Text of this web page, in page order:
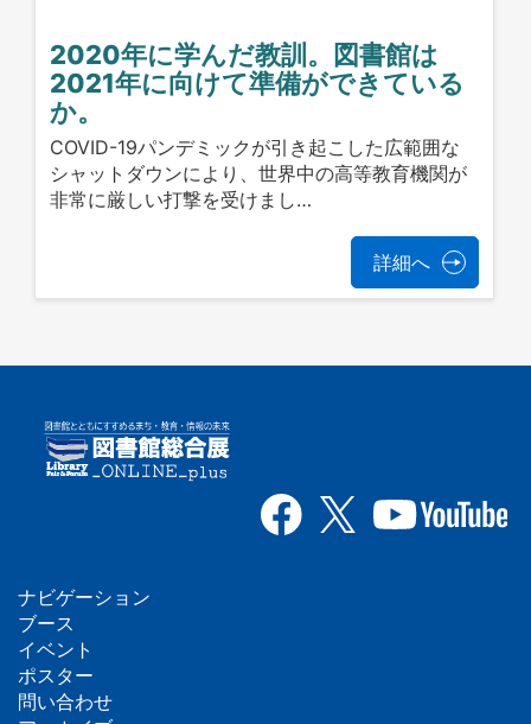
2020年に学んだ教訓。図書館は
2021年に向けて準備ができている
か。
COVID-19パンデミックが引き起こした広範囲な
シャットダウンにより、世界中の高等教育機関が
非常に厳しい打撃を受けまし…
詳細へ
フ
ッ
ナビゲーション
ブース
イベント
ポスター
問い合わせ